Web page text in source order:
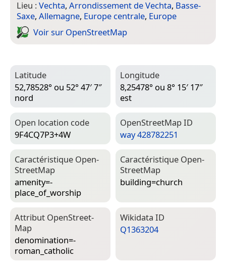
Lieu :Vechta, Arrondissement de Vechta, Basse-
Saxe, Allemagne, Europe centrale, Europe
Voir sur Open­Street­Map
Latitude
52,78528° ou 52° 47′ 7″
nord
Longitude
8,25478° ou 8° 15′ 17″
est
Open location code
9F4CQ7P3+4W
Open­Street­Map ID
way 428782251
Caractéristique Open­
Street­Map
amenity=­
place_of_worship
Caractéristique Open­
Street­Map
building=­church
Attribut Open­Street­
Map
denomination=­
roman_catholic
Wiki­data ID
Q1363204